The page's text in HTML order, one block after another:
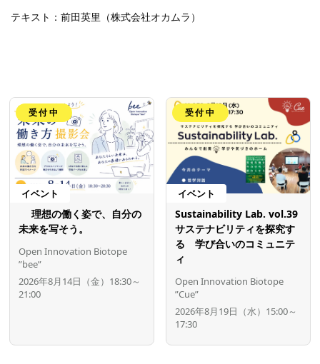
テキスト：前田英里（株式会社オカムラ）
受付中
イベント
理想の働く姿で、自分の
未来を写そう。
Open Innovation Biotope
”bee”
2026年8月14日（金）18:30～
21:00
受付中
イベント
Sustainability Lab. vol.39
サステナビリティを探究す
る 学び合いのコミュニテ
ィ
Open Innovation Biotope
”Cue”
2026年8月19日（水）15:00～
17:30